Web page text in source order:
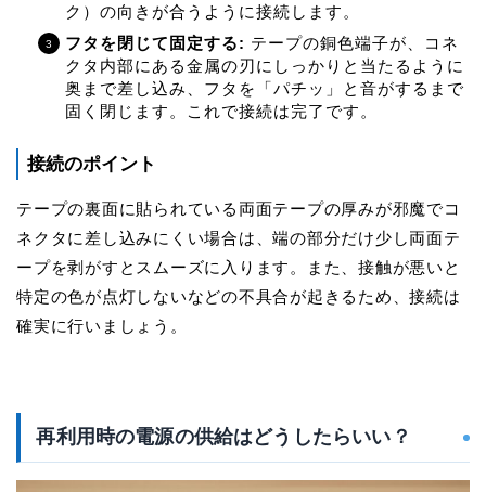
ク）の向きが合うように接続します。
フタを閉じて固定する: テープの銅色端子が、コネ
クタ内部にある金属の刃にしっかりと当たるように
奥まで差し込み、フタを「パチッ」と音がするまで
固く閉じます。これで接続は完了です。
接続のポイント
テープの裏面に貼られている両面テープの厚みが邪魔でコ
ネクタに差し込みにくい場合は、端の部分だけ少し両面テ
ープを剥がすとスムーズに入ります。また、接触が悪いと
特定の色が点灯しないなどの不具合が起きるため、接続は
確実に行いましょう。
再利用時の電源の供給はどうしたらいい？